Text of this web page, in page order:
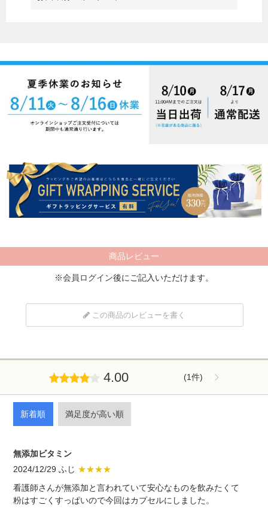
商品レビュー
※会員ログイン後にご記入いただけます。
この商品のレビューを書く
4.00 (1件)
新着順 満足度が高い順
無添加ビタミン
2024/12/29 ふじ ★★★★
看護師さんが無添加と言われていて安心なものを飲みたくて
粉はすごくすっぱいので今回はカプセルにしました。